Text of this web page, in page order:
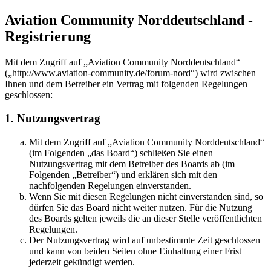
Aviation Community Norddeutschland -
Registrierung
Mit dem Zugriff auf „Aviation Community Norddeutschland“
(„http://www.aviation-community.de/forum-nord“) wird zwischen
Ihnen und dem Betreiber ein Vertrag mit folgenden Regelungen
geschlossen:
1. Nutzungsvertrag
Mit dem Zugriff auf „Aviation Community Norddeutschland“
(im Folgenden „das Board“) schließen Sie einen
Nutzungsvertrag mit dem Betreiber des Boards ab (im
Folgenden „Betreiber“) und erklären sich mit den
nachfolgenden Regelungen einverstanden.
Wenn Sie mit diesen Regelungen nicht einverstanden sind, so
dürfen Sie das Board nicht weiter nutzen. Für die Nutzung
des Boards gelten jeweils die an dieser Stelle veröffentlichten
Regelungen.
Der Nutzungsvertrag wird auf unbestimmte Zeit geschlossen
und kann von beiden Seiten ohne Einhaltung einer Frist
jederzeit gekündigt werden.